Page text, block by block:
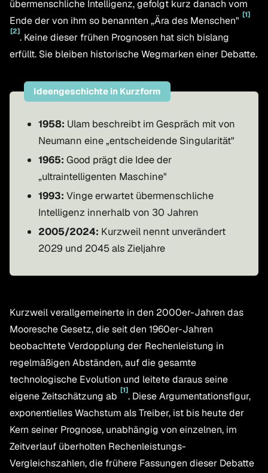
übermenschliche Intelligenz, gefolgt kurz danach vom
Ende der von ihm so benannten „Ära des Menschen"
[1]
[2]
. Keine dieser frühen Prognosen hat sich bislang
erfüllt. Sie bleiben historische Wegmarken einer Debatte.
Ideengeschichte in Kurzform
1958: Ulam beschreibt im Gespräch mit von
Neumann eine „entscheidende Singularität"
1965: Good prägt die Idee der
„ultraintelligenten Maschine"
1993: Vinge erwartet übermenschliche
Intelligenz innerhalb von 30 Jahren
2005/2024: Kurzweil nennt unverändert
2029 und 2045 als Zieljahre
Kurzweil verallgemeinerte in den 2000er-Jahren das
Mooresche Gesetz, die seit den 1960er-Jahren
beobachtete Verdopplung der Rechenleistung in
regelmäßigen Abständen, auf die gesamte
technologische Evolution und leitete daraus seine
eigene Zeitschätzung ab
[1]
. Diese Argumentationsfigur,
exponentielles Wachstum als Treiber, ist bis heute der
Kern seiner Prognose, unabhängig von einzelnen, im
Zeitverlauf überholten Rechenleistungs-
Vergleichszahlen, die frühere Fassungen dieser Debatte